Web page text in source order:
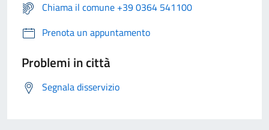
Chiama il comune +39 0364 541100
Prenota un appuntamento
Problemi in città
Segnala disservizio